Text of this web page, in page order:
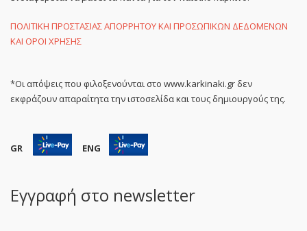
ΠΟΛΙΤΙΚΗ ΠΡΟΣΤΑΣΙΑΣ ΑΠΟΡΡΗΤΟΥ ΚΑΙ ΠΡΟΣΩΠΙΚΩΝ ΔΕΔΟΜΕΝΩΝ
ΚΑΙ ΟΡΟΙ ΧΡΗΣΗΣ
*Οι απόψεις που φιλοξενούνται στο www.karkinaki.gr δεν
εκφράζουν απαραίτητα την ιστοσελίδα και τους δημιουργούς της.
GR ENG
Εγγραφή στο newsletter